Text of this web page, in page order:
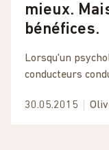
mieux.
bénéfices.
Lorsqu'un
conducteurs
30.05.2015